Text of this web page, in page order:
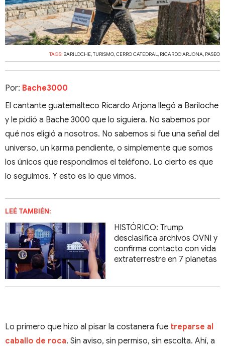
TAGS: BARILOCHE,TURISMO,CERRO CATEDRAL, RICARDO ARJONA, PASEO
Por: Bache3000
El cantante guatemalteco Ricardo Arjona llegó a Bariloche
y le pidió a Bache 3000 que lo siguiera. No sabemos por
qué nos eligió a nosotros. No sabemos si fue una señal del
universo, un karma pendiente, o simplemente que somos
los únicos que respondimos el teléfono. Lo cierto es que
lo seguimos. Y esto es lo que vimos.
LEÉ TAMBIÉN:
HISTÓRICO: Trump
desclasifica archivos OVNI y
confirma contacto con vida
extraterrestre en 7 planetas
Lo primero que hizo al pisar la costanera fue treparse al
caballo de roca. Sin aviso, sin permiso, sin escolta. Ahí, a